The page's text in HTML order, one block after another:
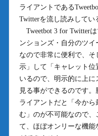
ライアントである
Twitterを流し読みしてい
Tweetbot 3 for Twitter
ンションズ・自分のツ
なので非常に便利で、
示」して「キャレット
いるので、明示的に上
見る事ができるのです
ライアントだと「今か
む」のが不可能なので、
て、ほぼオンリーな機